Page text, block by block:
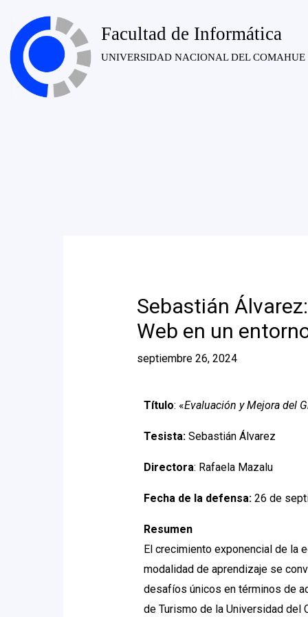
Facultad de Informática
UNIVERSIDAD NACIONAL DEL COMAHUE
Sebastián
Web en un
septiembre 26, 2024
Título: «Evaluación y Mejora del
Tesista: Sebastián Álvarez
Directora: Rafaela Mazalu
Fecha de la defensa:26 de
Resumen
El crecimiento exponencial de la
modalidad de aprendizaje se
desafíos únicos en términos de
de Turismo de la Universidad del